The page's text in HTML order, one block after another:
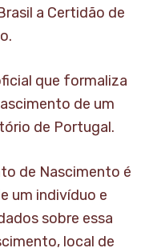
a Certidão de
que formaliza
de um
de Portugal.
de Nascimento é
um indivíduo e
sobre essa
local de